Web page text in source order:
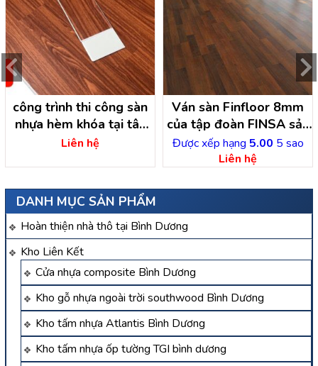
DANH MỤC SẢN PHẨM
Hoàn thiện nhà thô tại Bình Dương
Kho Liên Kết
Cửa nhựa composite Bình Dương
Kho gỗ nhựa ngoài trời southwood Bình Dương
Kho tấm nhựa Atlantis Bình Dương
Kho tấm nhựa ốp tường TGI bình dương
công trình thi công sàn
nhựa hèm khóa tại tân
hiệp hóc môn – hồ chí
Liên hệ
Ván sàn Finfloor 8mm
của tập đoàn FINSA sản
xuất tại Châu Âu – Tây
Ban Nha
Được xếp hạng 5.00 5 sao
Liên hệ